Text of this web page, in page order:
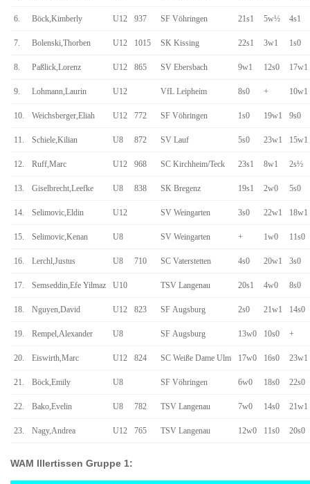
6. Böck,Kimberly U12 937 SF Vöhringen 21s1 5w½ 4s1
7. Bolenski,Thorben U12 1015 SK Kissing 22s1 3w1 1s0
8. Paßlick,Lorenz U12 865 SV Ebersbach 9w1 12s0 17w1
9. Lohmann,Laurin U12 VfL Leipheim 8s0 + 10w1
10. Weichsberger,Eliah U12 772 SF Vöhringen 1s0 19w1 9s0
11. Schiele,Kilian U8 872 SV Lauf 5s0 23w1 15w1
12. Ruff,Marc U12 968 SC Kirchheim/Teck 23s1 8w1 2s½
13. Giselbrecht,Leefke U8 838 SK Bregenz 19s1 2w0 5s0
14. Selimovic,Eldin U12 SV Weingarten 3s0 22w1 18w1
15. Selimovic,Kenan U8 SV Weingarten + 1w0 11s0
16. Lerchl,Justus U8 710 SC Vaterstetten 4s0 20w1 3s0
17. Semseddin,Efe Yilmaz U10 TSV Langenau 20s1 4w0 8s0
18. Nguyen,David U12 823 SF Augsburg 2s0 21w1 14s0
19. Rempel,Alexander U8 SF Augsburg 13w0 10s0 +
20. Eiswirth,Marc U12 824 SC Weiße Dame Ulm 17w0 16s0 23w1
21. Böck,Emily U8 SF Vöhringen 6w0 18s0 22s0
22. Bako,Evelin U8 782 TSV Langenau 7w0 14s0 21w1
23. Nagy,Andrea U12 765 TSV Langenau 12w0 11s0 20s0
WAM Illertissen Gruppe 1: